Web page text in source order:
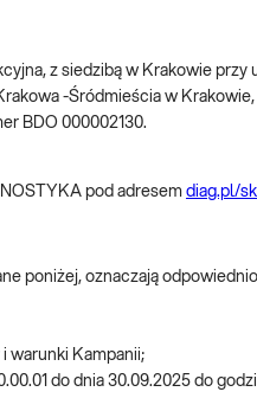
z siedzibą w Krakowie
-Śródmieścia w
BDO 000002130.
pod adresem diag.pl/
poniżej, oznaczają
warunki Kampanii;
do dnia 30.09.2025 do